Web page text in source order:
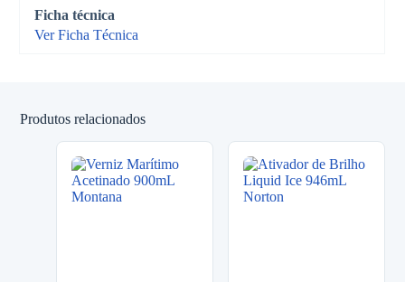
Ficha técnica
Ver Ficha Técnica
Produtos relacionados